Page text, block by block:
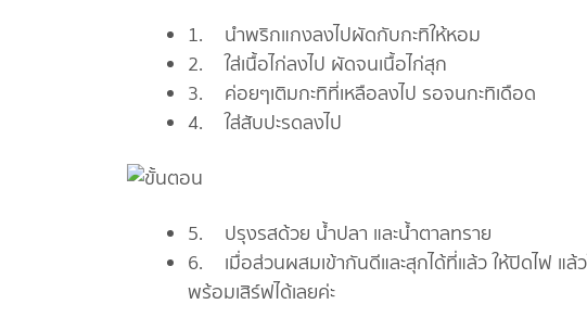
1. นำพริกแกงลงไปผัดกับกะทิให้หอม
2. ใส่เนื้อไก่ลงไป ผัดจนเนื้อไก่สุก
3. ค่อยๆเติมกะทิที่เหลือลงไป รอจนกะทิเดือด
4. ใส่สับปะรดลงไป
5. ปรุงรสด้วย น้ำปลา และน้ำตาลทราย
6. เมื่อส่วนผสมเข้ากันดีและสุกได้ที่แล้ว ให้ปิดไฟ แล้
พร้อมเสิร์ฟได้เลยค่ะ